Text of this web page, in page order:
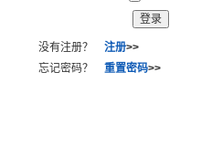
没有注册？ 注册>>
忘记密码？ 重置密码>>